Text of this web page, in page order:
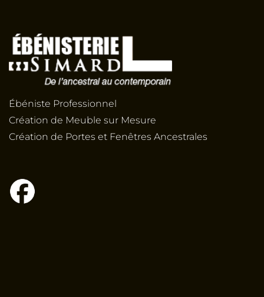
Ébéniste Professionnel
Création de Meuble sur Mesure
Création de Portes et Fenêtres Ancestrales